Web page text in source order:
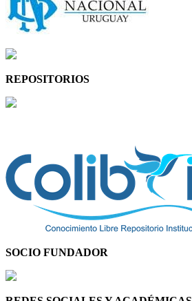
REPOSITORIOS
SOCIO FUNDADOR